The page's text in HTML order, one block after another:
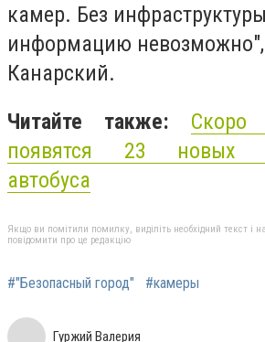
камер. Без
информацию невозможно",
Канарский.
Читайте также: Скоро
появятся 23 новых
автобуса
Якщо ви помітили помилку, виділіть необхідний текст і
повідомити про це редакцію
#"Безопасный город" #камеры
Гуржий Валерия